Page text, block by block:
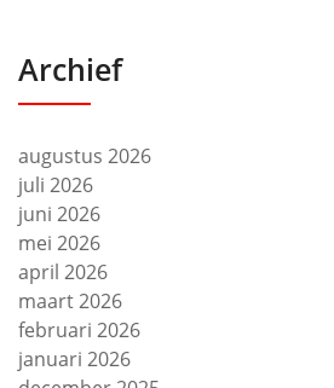
Archief
augustus 2026
juli 2026
juni 2026
mei 2026
april 2026
maart 2026
februari 2026
januari 2026